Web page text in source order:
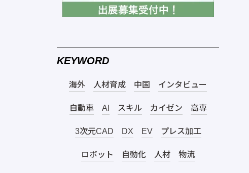
KEYWORD
海外 人材育成 中国 インタビュー
自動車 AI スキル カイゼン 高専
3次元CAD DX EV プレス加工
ロボット 自動化 人材 物流